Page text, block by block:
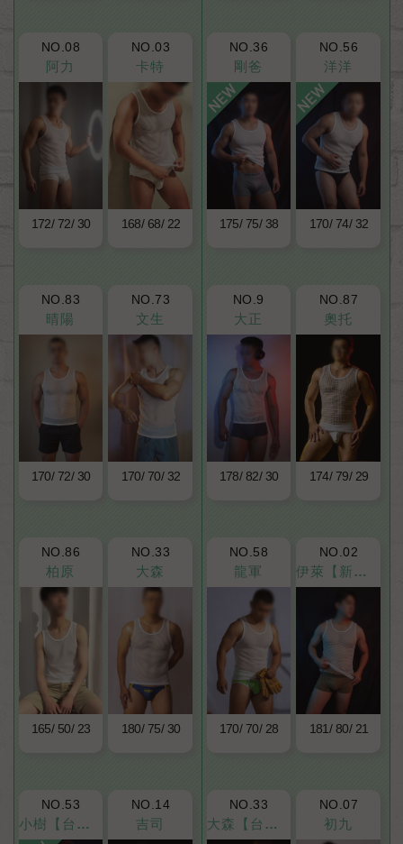
NO.08
阿力
172 72 30
NO.03
卡特
168 68 22
NO.83
晴陽
170 72 30
NO.73
文生
170 70 32
NO.86
柏原
165 50 23
NO.33
大森
180 75 30
NO.53
小樹【台北→台南】
NO.14
吉司
NO.36
剛爸
175 75 38
NO.56
洋洋
170 74 32
NO.9
大正
178 82 30
NO.87
奧托
174 79 29
NO.58
龍軍
170 70 28
NO.02
伊萊【新人上線】
181 80 21
NO.33
大森【台南→高雄】
NO.07
初九